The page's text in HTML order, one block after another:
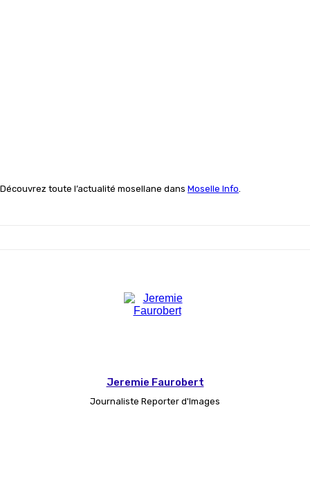
Découvrez toute l’actualité mosellane dans Moselle Info.
Jeremie Faurobert
Journaliste Reporter d'Images